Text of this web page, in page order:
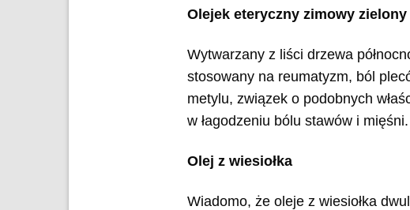
Olejek eteryczny zimowy zielony
Wytwarzany z liści drzewa
stosowany na reumatyzm, ból
metylu, związek o podobnych
w łagodzeniu bólu stawów i mięśni.
Olej z wiesiołka
Wiadomo, że oleje z wiesiołka